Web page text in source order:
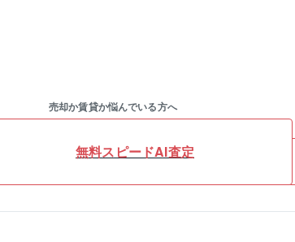
売却か賃貸か悩んでいる方へ
無料スピードAI査定